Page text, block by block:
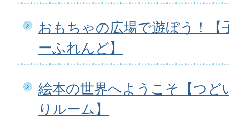
おもちゃの広場で遊ぼう！【
ーふれんど】
絵本の世界へようこそ【つど
りルーム】